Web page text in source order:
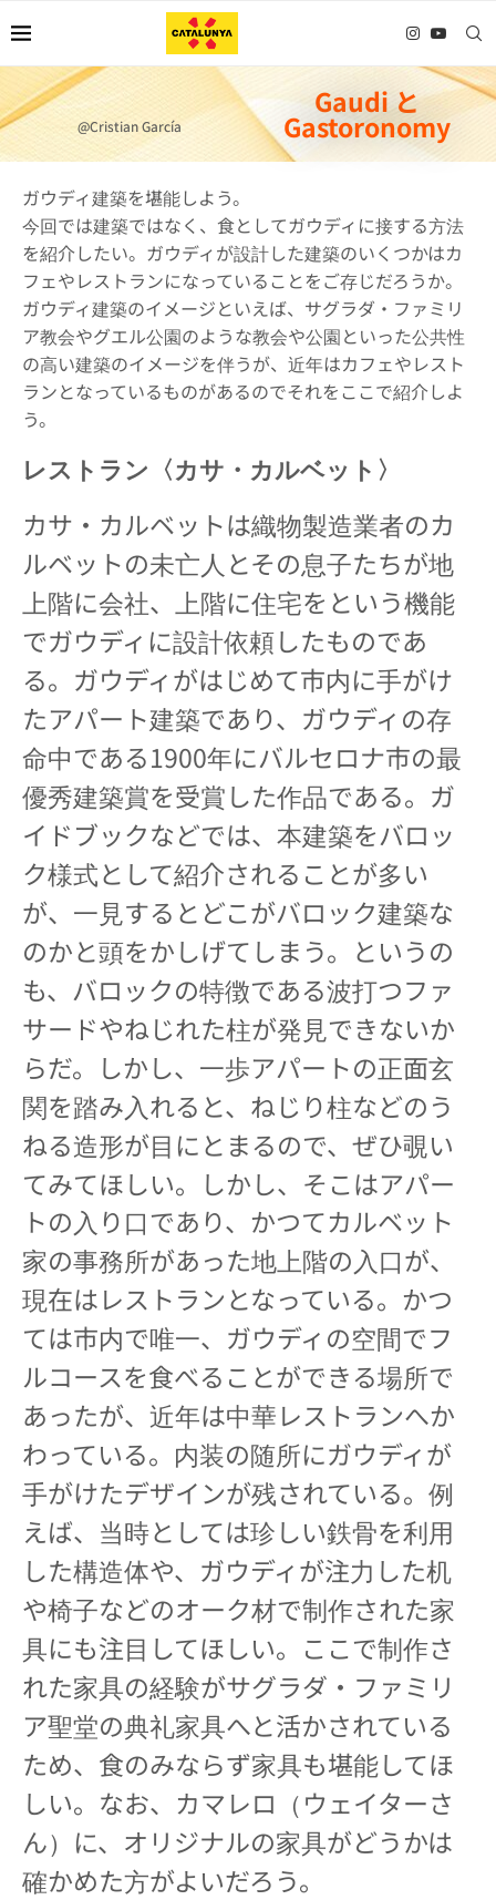
@Cristian García
Gaudi と
Gastoronomy
ガウディ建築を堪能しよう。
今回では建築ではなく、食としてガウディに接する方法
を紹介したい。ガウディが設計した建築のいくつかはカ
フェやレストランになっていることをご存じだろうか。
ガウディ建築のイメージといえば、サグラダ・ファミリ
ア教会やグエル公園のような教会や公園といった公共性
の高い建築のイメージを伴うが、近年はカフェやレスト
ランとなっているものがあるのでそれをここで紹介しよ
う。
レストラン〈カサ・カルベット〉
カサ・カルベットは織物製造業者のカ
ルベットの未亡人とその息子たちが地
上階に会社、上階に住宅をという機能
でガウディに設計依頼したものであ
る。ガウディがはじめて市内に手がけ
たアパート建築であり、ガウディの存
命中である1900年にバルセロナ市の最
優秀建築賞を受賞した作品である。ガ
イドブックなどでは、本建築をバロッ
ク様式として紹介されることが多い
が、一見するとどこがバロック建築な
のかと頭をかしげてしまう。というの
も、バロックの特徴である波打つファ
サードやねじれた柱が発見できないか
らだ。しかし、一歩アパートの正面玄
関を踏み入れると、ねじり柱などのう
ねる造形が目にとまるので、ぜひ覗い
てみてほしい。しかし、そこはアパー
トの入り口であり、かつてカルベット
家の事務所があった地上階の入口が、
現在はレストランとなっている。かつ
ては市内で唯一、ガウディの空間でフ
ルコースを食べることができる場所で
あったが、近年は中華レストランへか
わっている。内装の随所にガウディが
手がけたデザインが残されている。例
えば、当時としては珍しい鉄骨を利用
した構造体や、ガウディが注力した机
や椅子などのオーク材で制作された家
具にも注目してほしい。ここで制作さ
れた家具の経験がサグラダ・ファミリ
ア聖堂の典礼家具へと活かされている
ため、食のみならず家具も堪能してほ
しい。なお、カマレロ（ウェイターさ
ん）に、オリジナルの家具がどうかは
確かめた方がよいだろう。